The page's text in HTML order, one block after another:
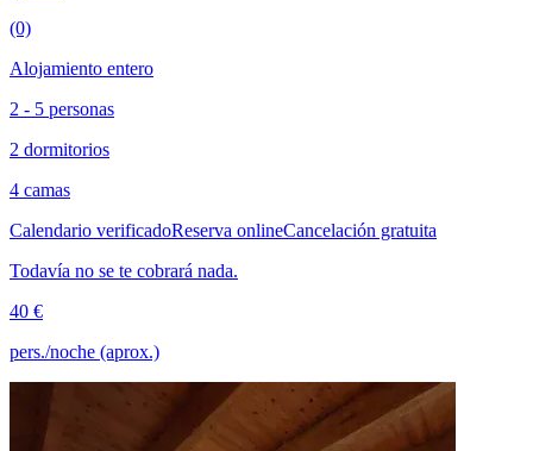
(0)
Alojamiento entero
2 - 5 personas
2 dormitorios
4 camas
Calendario verificadoReserva onlineCancelación gratuita
Todavía no se te cobrará nada.
40 €
pers./noche (aprox.)